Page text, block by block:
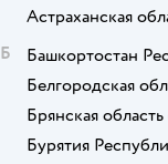
Астраханская
Б
Башкортостан
Белгородская
Брянская область
Бурятия